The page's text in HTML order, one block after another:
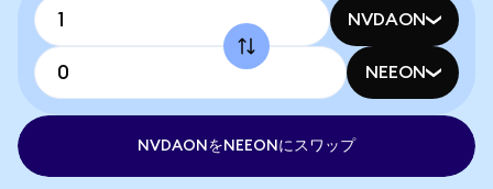
NVDAON
NEEON
NVDAONをNEEONにスワップ